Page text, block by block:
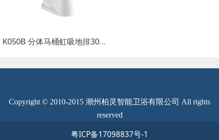
K050B 分体马桶虹吸地排300mm
Copyright © 2010-2015 潮州柏灵智能卫浴有限公司 All rights
reserved
粤ICP备17098837号-1